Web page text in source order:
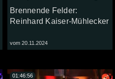
Brennende Felder:
Reinhard Kaiser-Mühlecker
vom 20.11.2024
01:46:56